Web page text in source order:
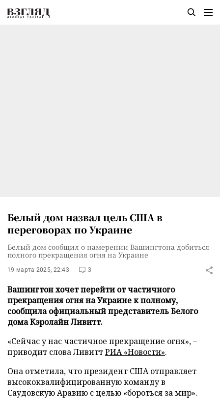
Белый дом назвал цель США в
переговорах по Украине
Белый дом сообщил о намерении Вашингтона добиться
полного прекращения огня на Украине
19 марта 2025, 22:43 3
Вашингтон хочет перейти от частичного
прекращения огня на Украине к полному,
сообщила официальный представитель Белого
дома Кэролайн Ливитт.
«Сейчас у нас частичное прекращение огня», –
приводит слова ЛивиттРИА «Новости».
Она отметила, что президент США отправляет
высококвалифицированную команду в
Саудовскую Аравию с целью «бороться за мир».